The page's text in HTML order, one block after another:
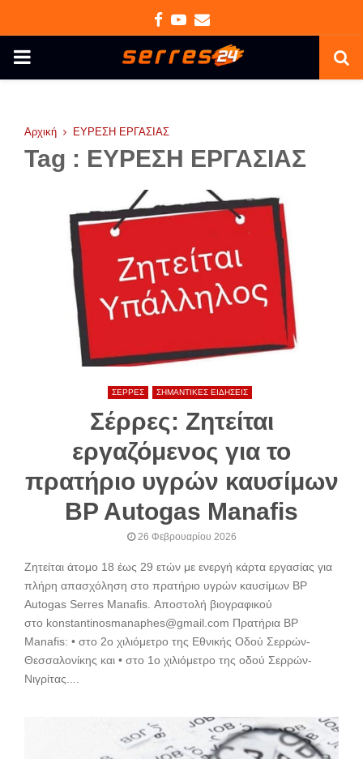
Facebook
Youtube
Email
PRIMARY
Αρχική ΕΥΡΕΣΗ ΕΡΓΑΣΙΑΣ
Tag : ΕΥΡΕΣΗ ΕΡΓΑΣΙΑΣ
ΣΕΡΡΕΣ ΣΗΜΑΝΤΙΚΕΣ ΕΙΔΗΣΕΙΣ
Σέρρες: Ζητείται
εργαζόμενος για το
πρατήριο υγρών καυσίμων
BP Autogas Manafis
26 Φεβρουαρίου 2026
Ζητείται άτομο 18 έως 29 ετών με ενεργή κάρτα εργασίας για
πλήρη απασχόληση στο πρατήριο υγρών καυσίμων BP
Autogas Serres Manafis. Αποστολή βιογραφικού
στο konstantinosmanaphes@gmail.com Πρατήρια BP
Manafis: • στο 2ο χιλιόμετρο της Εθνικής Οδού Σερρών-
Θεσσαλονίκης και • στο 1ο χιλιόμετρο της οδού Σερρών-
Νιγρίτας....